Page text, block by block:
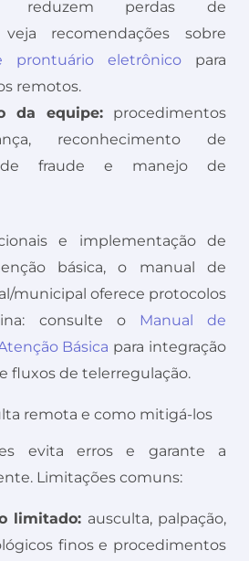
reduzem perdas de
veja recomendações sobre
prontuário eletrônico para
remotos.
da equipe: procedimentos
reconhecimento de
de fraude e manejo de
e implementação de
básica, o manual de
municipal oferece protocolos
consulte o Manual de
Básica para integração
fluxos de telerregulação.
remota e como mitigá-los
evita erros e garante a
Limitações comuns:
limitado: ausculta, palpação,
finos e procedimentos